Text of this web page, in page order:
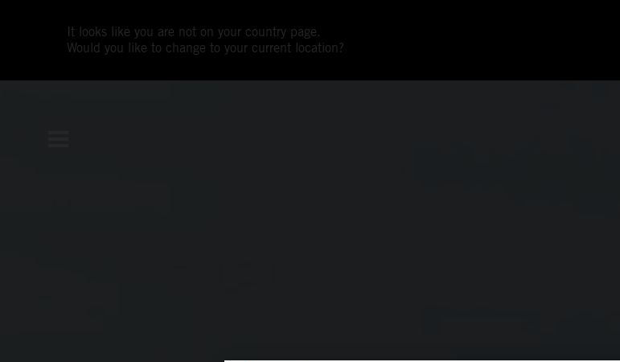
It looks like you are not on your country page.
Would you like to change to your current location?